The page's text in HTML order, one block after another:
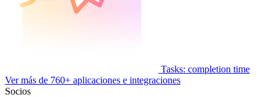
Tasks: completion time
Ver más de 760+ aplicaciones e integraciones
Socios